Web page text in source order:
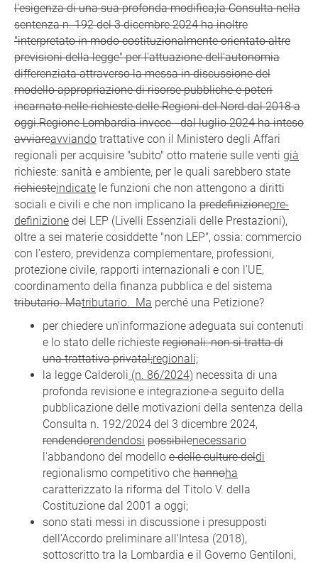
l'esigenza di una sua profonda modifica;la Consulta nella
sentenza n. 192 del 3 dicembre 2024 ha inoltre
"interpretato in modo costituzionalmente orientato altre
previsioni della legge" per l'attuazione dell'autonomia
differenziata attraverso la messa in discussione del
modello appropriazione di risorse pubbliche e poteri
incarnato nelle richieste delle Regioni del Nord dal 2018 a
oggi.Regione Lombardia invece - dal luglio 2024 ha inteso
avviareavviando trattative con il Ministero degli Affari
regionali per acquisire "subito" otto materie sulle venti già
richieste: sanità e ambiente, per le quali sarebbero state
richiesteindicate le funzioni che non attengono a diritti
sociali e civili e che non implicano la predefinizionepre-
definizione dei LEP (Livelli Essenziali delle Prestazioni),
oltre a sei materie cosiddette "non LEP", ossia: commercio
con l’estero, previdenza complementare, professioni,
protezione civile, rapporti internazionali e con l'UE,
coordinamento della finanza pubblica e del sistema
tributario. Matributario. Ma perché una Petizione?
per chiedere un'informazione adeguata sui contenuti
e lo stato delle richieste regionali: non si tratta di
una trattativa privata!;regionali;
la legge Calderoli (n. 86/2024) necessita di una
profonda revisione e integrazione a seguito della
pubblicazione delle motivazioni della sentenza della
Consulta n. 192/2024 del 3 dicembre 2024,
rendendorendendosi possibilenecessario
l'abbandono del modello e delle culture deldi
regionalismo competitivo che hannoha
caratterizzato la riforma del Titolo V. della
Costituzione dal 2001 a oggi;
sono stati messi in discussione i presupposti
dell'Accordo preliminare all'Intesa (2018),
sottoscritto tra la Lombardia e il Governo Gentiloni,